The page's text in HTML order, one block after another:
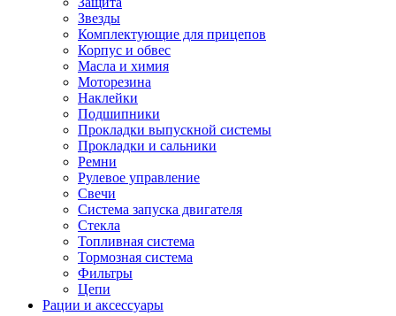
Звезды
Комплектующие для прицепов
Корпус и обвес
Масла и химия
Моторезина
Наклейки
Подшипники
Прокладки выпускной системы
Прокладки и сальники
Ремни
Рулевое управление
Свечи
Система запуска двигателя
Стекла
Топливная система
Тормозная система
Фильтры
Цепи
Рации и аксессуары